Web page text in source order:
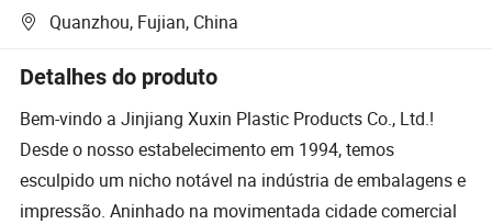
Quanzhou, Fujian, China
Detalhes do produto
Bem-vindo a Jinjiang Xuxin Plastic Products Co., Ltd.!
Desde o nosso estabelecimento em 1994, temos
esculpido um nicho notável na indústria de embalagens e
impressão. Aninhado na movimentada cidade comercial